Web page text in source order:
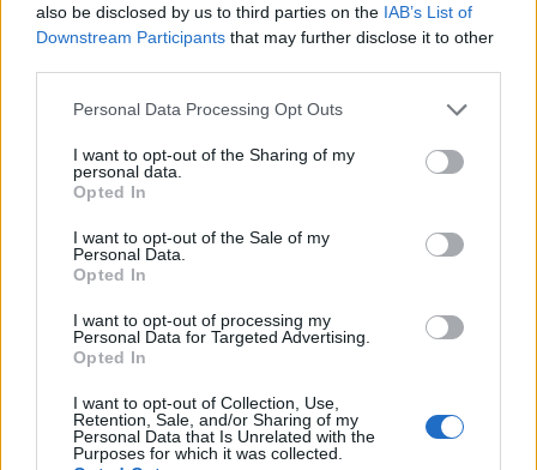
also be disclosed by us to third parties on the IAB’s List of
Downstream Participants that may further disclose it to other
Please note that this website/app uses one or more Google
not limited to your visit or usage behaviour. You may click to
grant or deny consent to Google and its third-party tags to
use your data for below specified purposes in below Google
consent section.
Personal Data Processing Opt Outs
I want to opt-out of the Sharing of my
personal data.
Opted In
I want to opt-out of the Sale of my
Personal Data.
Opted In
I want to opt-out of processing my
Personal Data for Targeted Advertising.
Opted In
I want to opt-out of Collection, Use,
Retention, Sale, and/or Sharing of my
Personal Data that Is Unrelated with the
Purposes for which it was collected.
0,10% της εταιρείας, με το υπόλοιπο 99,9% να
ελέγχει ηPrimar Holding, εταιρεία συμφερόντων
της οικογένειας Αραμπατζή.
Fais Group: Στο ραντάρ νέα brands και
εξαγορές - Πώς προχωρούν οι επενδύσεις
Ηπειρωτική Βιομηχανία
Εμφιαλώσεων
Όπως έγινε γνωστό τον περασμένο Φεβρουάριο,
ισχυρό αποτύπωμα στους κλάδους εμφιάλωσης
νερού, παραγωγής φυσικών μεταλλικών